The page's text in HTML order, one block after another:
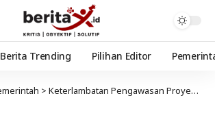
Berita Trending Pilihan Editor
> Keterlambatan Pengawasan Proyek: Mengapa Proyek Pemerintah Sering Tidak Tepat Waktu?